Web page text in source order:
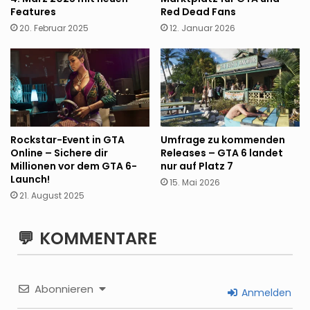
Features
20. Februar 2025
Red Dead Fans
12. Januar 2026
Rockstar-Event in GTA
Online – Sichere dir
Millionen vor dem GTA 6-
Launch!
21. August 2025
Umfrage zu kommenden
Releases – GTA 6 landet
nur auf Platz 7
15. Mai 2026
KOMMENTARE
Abonnieren Anmelden